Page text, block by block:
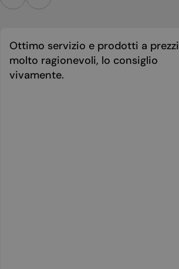
Ottimo servizio e prodotti a prezzi
molto ragionevoli, lo consiglio
vivamente.